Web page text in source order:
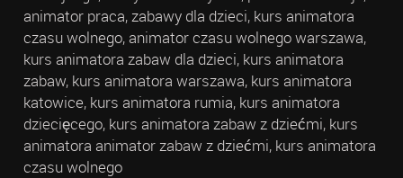
animator praca, zabawy dla dzieci, kurs animatora
czasu wolnego, animator czasu wolnego warszawa,
kurs animatora zabaw dla dzieci, kurs animatora
zabaw, kurs animatora warszawa, kurs animatora
katowice, kurs animatora rumia, kurs animatora
dziecięcego, kurs animatora zabaw z dziećmi, kurs
animatora animator zabaw z dziećmi, kurs animatora
czasu wolnego